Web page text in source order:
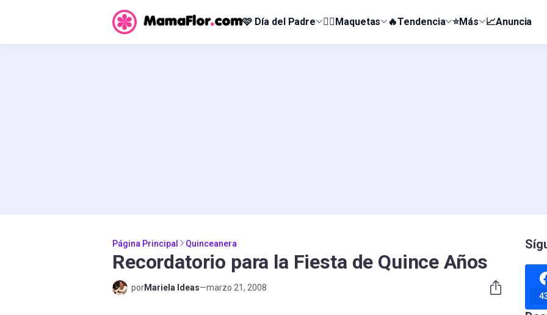
🩷 Día del Padre 👰‍♀️Maquetas 🔥Tendencia ⭐Más 📈Anuncia
Página Principal Quinceanera
Recordatorio para la Fiesta de Quince Años
porMariela Ideas—marzo 21, 2008